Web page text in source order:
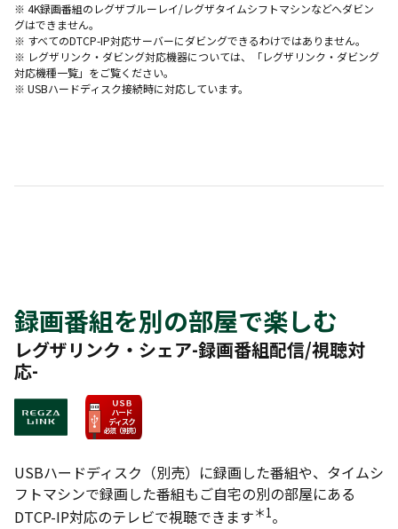
※ 4K録画番組のレグザブルーレイ/レグザタイムシフトマシンなどへダビン
グはできません。
※ すべてのDTCP-IP対応サーバーにダビングできるわけではありません。
※ レグザリンク・ダビング対応機器については、「レグザリンク・ダビング
対応機種一覧」をご覧ください。
※ USBハードディスク接続時に対応しています。
録画番組を別の部屋で楽しむ
レグザリンク・シェア-録画番組配信/視聴対
応-
USBハードディスク（別売）に録画した番組や、タイムシ
フトマシンで録画した番組もご自宅の別の部屋にある
DTCP-IP対応のテレビで視聴できます＊1。